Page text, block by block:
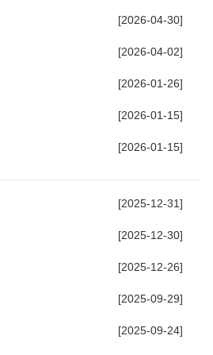
[2026-04-30]
[2026-04-02]
[2026-01-26]
[2026-01-15]
[2026-01-15]
[2025-12-31]
[2025-12-30]
[2025-12-26]
[2025-09-29]
[2025-09-24]